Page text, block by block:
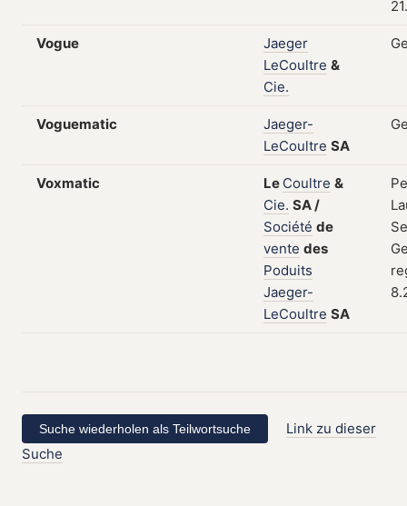
Vogue
Jaeger
LeCoultre &
Cie.
Voguematic
Jaeger-
LeCoultre SA
Voxmatic Le Coultre &
Cie. SA/
Société de
vente des
Poduits
Jaeger-
LeCoultre SA
Link zu dieser
Suche